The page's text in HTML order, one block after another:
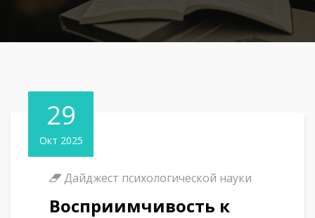
29
Окт 2025
Дайджест психологической науки
Восприимчивость к